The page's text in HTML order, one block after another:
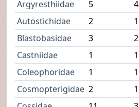
Argyresthiidae
5
4
Autostichidae
2
1
Blastobasidae
3
2
Castniidae
1
1
Coleophoridae
1
1
Cosmopterigidae 2
1